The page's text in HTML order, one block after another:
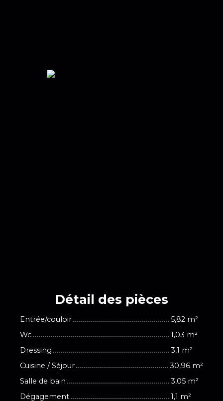
Détail des pièces
Entrée/couloir
5,82 m²
Wc
1,03 m²
Dressing
3,1 m²
Cuisine / Séjour
30,96 m²
Salle de bain
3,05 m²
Dégagement
1,1 m²